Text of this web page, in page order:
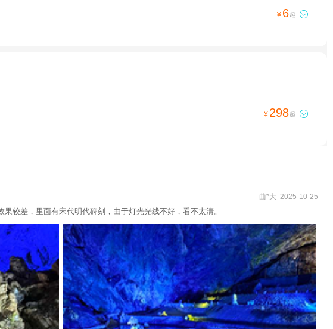
¥ 6起 
¥ 298起 
曲*大 2025-10-25
较差，里面有宋代明代碑刻，由于灯光光线不好，看不太清。